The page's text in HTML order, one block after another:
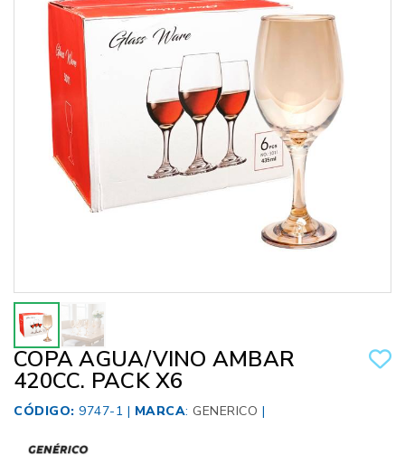
COPA AGUA/VINO AMBAR
420CC. PACK X6
CÓDIGO: 9747-1 | MARCA: GENERICO |